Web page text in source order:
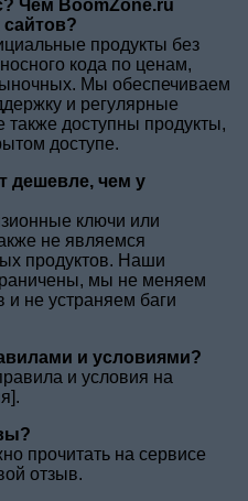
Чем BoomZone.ru
продукты без
кода по ценам,
Мы обеспечиваем
и регулярные
доступны продукты,
доступе.
дешевле, чем у
ключи или
не являемся
продуктов. Наши
мы не меняем
и не устраняем баги
и условиями?
и условия на
прочитать на сервисе
отзыв.